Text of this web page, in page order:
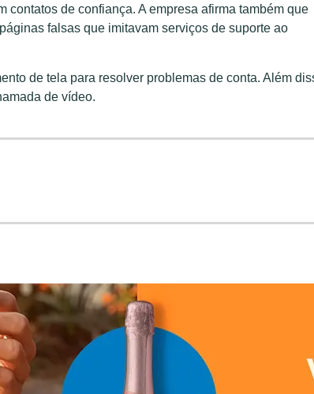
de confiança. A empresa afirma também que
falsas que imitavam serviços de suporte ao
de tela para resolver problemas de conta. Além
de vídeo.